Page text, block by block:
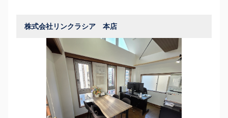
株式会社リンクラシア 本店